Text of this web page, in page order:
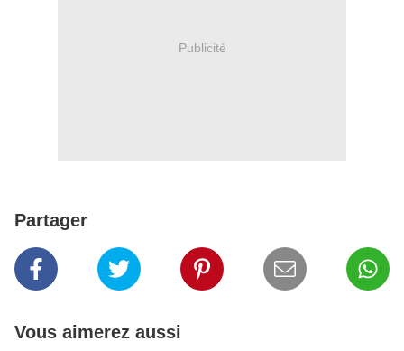
Publicité
Partager
Vous aimerez aussi